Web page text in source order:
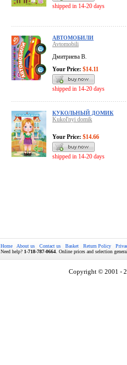
shipped in 14-20 days
АВТОМОБИЛИ
Avtomobili
Дмитриева В.
Your Price: $14.11
shipped in 14-20 days
КУКОЛЬНЫЙ ДОМИК
Kukol'nyi domik
Your Price: $14.66
shipped in 14-20 days
Home About us Contact us Basket Return Policy
Need help? 1-718-787-0664 . Online prices and selection
Copyright © 2001 -